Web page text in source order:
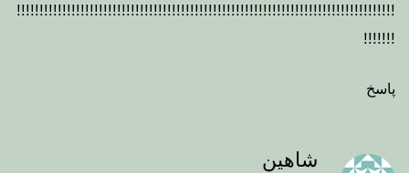
!!!!!!!!!!!!!!!!!!!!!!!!!!!!!!!!!!!!!!!!!!!!!!!!!!!!!!!!!!!!!!!!!!!!!!!!!!!!!!!!!!!
!!!!!!!
پاسخ
شاهین